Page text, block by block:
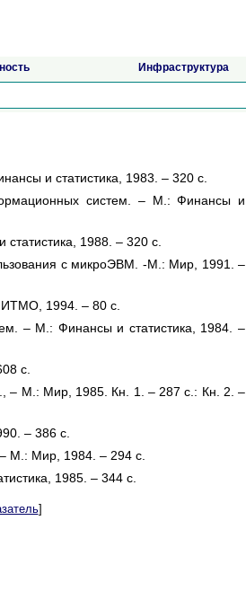
Инфраструктура
и статистика, 1983. – 320 с.
систем. – М.: Финансы и
1988. – 320 с.
с микроЭВМ. -М.: Мир, 1991. –
ИТМО, 1994. – 80 с.
– М.: Финансы и статистика, 1984. –
с.
– М.: Мир, 1985. Кн. 1. – 287 с.: Кн. 2. –
– 386 с.
М.: Мир, 1984. – 294 с.
1985. – 344 с.
]